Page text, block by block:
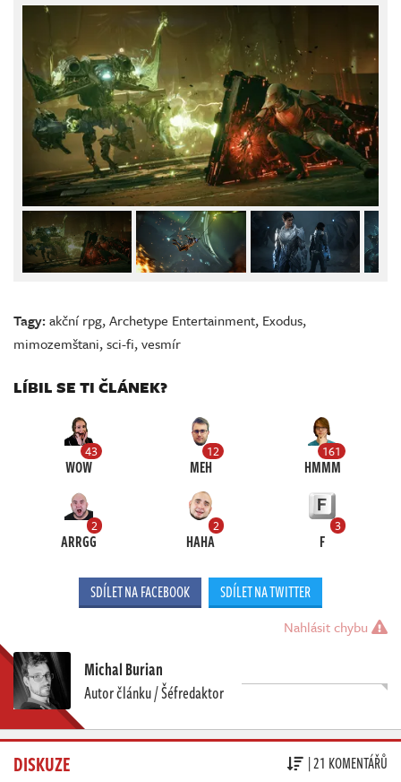
Tagy:akční rpg,Archetype Entertainment, Exodus,
mimozemštani,sci-fi,vesmír
LÍBIL SE TI ČLÁNEK?
43
WOW
12
MEH
161
HMMM
2
ARRGG
2
HAHA
3
F
SDÍLET NA FACEBOOK SDÍLET NA TWITTER
Nahlásit chybu
Michal Burian
Autor článku / Šéfredaktor
DISKUZE | 21 KOMENTÁŘŮ